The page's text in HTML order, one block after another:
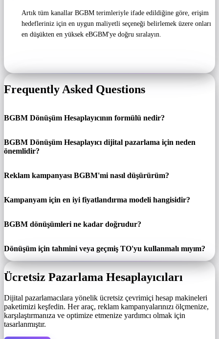
Artık tüm kanallar BGBM terimleriyle ifade edildiğine göre, erişim
hedefleriniz için en uygun maliyetli seçeneği belirlemek üzere onları
en düşükten en yüksek eBGBM'ye doğru sıralayın.
Frequently Asked Questions
BGBM Dönüşüm Hesaplayıcının formülü nedir?
BGBM Dönüşüm Hesaplayıcı dijital pazarlama için neden
önemlidir?
Reklam kampanyası BGBM'mi nasıl düşürürüm?
Kampanyam için en iyi fiyatlandırma modeli hangisidir?
BGBM dönüşümleri ne kadar doğrudur?
Dönüşüm için tahmini veya geçmiş TO'yu kullanmalı mıyım?
Ücretsiz Pazarlama Hesaplayıcıları
Dijital pazarlamacılara yönelik ücretsiz çevrimiçi hesap makineleri
paketimizi keşfedin. Her araç, reklam kampanyalarınızı ölçmenize,
karşılaştırmanıza ve optimize etmenize yardımcı olmak için
tasarlanmıştır.